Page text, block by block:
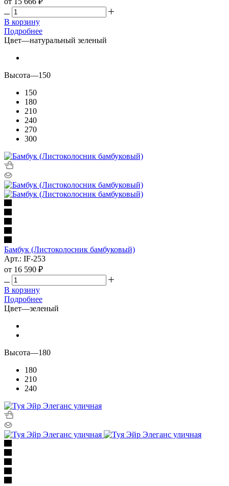
В корзину
Подробнее
Цвет—натуральный зеленый
Высота—150
150
180
210
240
270
300
Бамбук (Листоколосник бамбуковый)
Арт.: IF-253
от 16 590 ₽
В корзину
Подробнее
Цвет—зеленый
Высота—180
180
210
240